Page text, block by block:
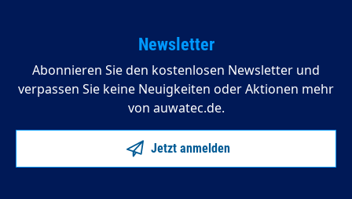
Newsletter
Abonnieren Sie den kostenlosen Newsletter und
verpassen Sie keine Neuigkeiten oder Aktionen mehr
von auwatec.de.
Jetzt anmelden